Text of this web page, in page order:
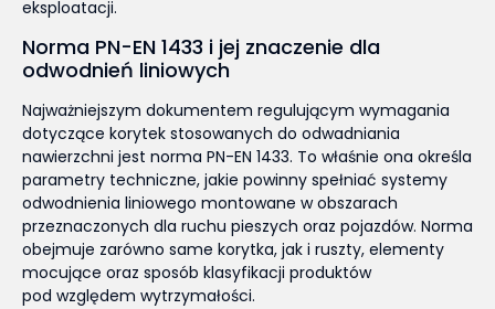
eksploatacji.
Norma PN-EN 1433 i jej znaczenie dla
odwodnień liniowych
Najważniejszym dokumentem regulującym wymagania
dotyczące korytek stosowanych do odwadniania
nawierzchni jest norma PN-EN 1433. To właśnie ona określa
parametry techniczne, jakie powinny spełniać systemy
odwodnienia liniowego montowane w obszarach
przeznaczonych dla ruchu pieszych oraz pojazdów. Norma
obejmuje zarówno same korytka, jak i ruszty, elementy
mocujące oraz sposób klasyfikacji produktów
pod względem wytrzymałości.